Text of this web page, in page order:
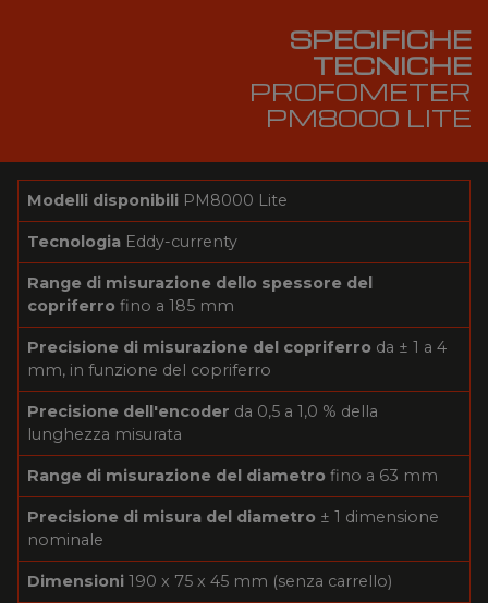
SPECIFICHE
TECNICHE
PROFOMETER
PM8000 LITE
Modelli disponibili PM8000 Lite
Tecnologia Eddy-currenty
Range di misurazione dello spessore del
copriferro fino a 185 mm
Precisione di misurazione del copriferro da ± 1 a 4
mm, in funzione del copriferro
Precisione dell'encoder da 0,5 a 1,0 % della
lunghezza misurata
Range di misurazione del diametro fino a 63 mm
Precisione di misura del diametro ± 1 dimensione
nominale
Dimensioni 190 x 75 x 45 mm (senza carrello)